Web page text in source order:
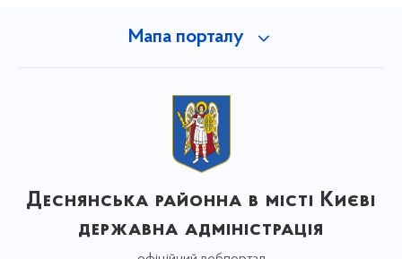
Мапа порталу
Деснянська районна в місті Києві
державна адміністрація